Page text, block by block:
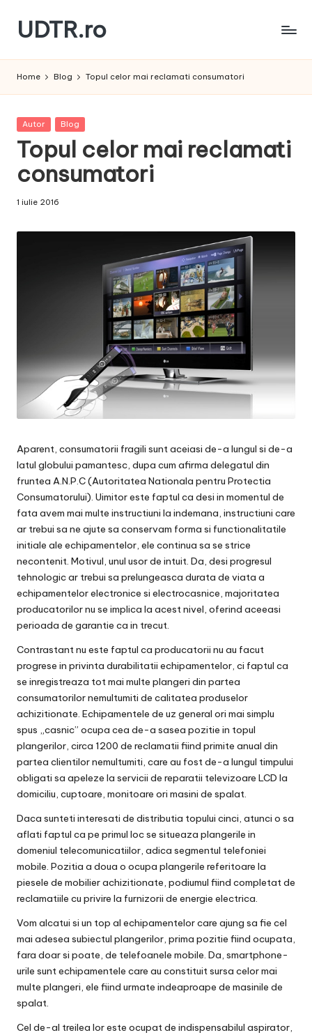
Skip
content
UDTR.ro
te
Home Blog Topul celor mai reclamati consumatori
Posted
Autor Blog
Topul celor mai reclamati
consumatori
1 iulie 2016
Aparent, consumatorii fragili sunt aceiasi de-a lungul si de-a
latul globului pamantesc, dupa cum afirma delegatul din
fruntea A.N.P.C (Autoritatea Nationala pentru Protectia
Consumatorului). Uimitor este faptul ca desi in momentul de
fata avem mai multe instructiuni la indemana, instructiuni care
ar trebui sa ne ajute sa conservam forma si functionalitatile
initiale ale echipamentelor, ele continua sa se strice
necontenit. Motivul, unul usor de intuit. Da, desi progresul
tehnologic ar trebui sa prelungeasca durata de viata a
echipamentelor electronice si electrocasnice, majoritatea
producatorilor nu se implica la acest nivel, oferind aceeasi
perioada de garantie ca in trecut.
Contrastant nu este faptul ca producatorii nu au facut
progrese in privinta durabilitatii echipamentelor, ci faptul ca
se inregistreaza tot mai multe plangeri din partea
consumatorilor nemultumiti de calitatea produselor
achizitionate. Echipamentele de uz general ori mai simplu
spus „casnic” ocupa cea de-a sasea pozitie in topul
plangerilor, circa 1200 de reclamatii fiind primite anual din
partea clientilor nemultumiti, care au fost de-a lungul timpului
obligati sa apeleze la servicii de reparatii televizoare LCD la
domiciliu, cuptoare, monitoare ori masini de spalat.
Daca sunteti interesati de distributia topului cinci, atunci o sa
aflati faptul ca pe primul loc se situeaza plangerile in
domeniul telecomunicatiilor, adica segmentul telefoniei
mobile. Pozitia a doua o ocupa plangerile referitoare la
piesele de mobilier achizitionate, podiumul fiind completat de
reclamatiile cu privire la furnizorii de energie electrica.
Vom alcatui si un top al echipamentelor care ajung sa fie cel
mai adesea subiectul plangerilor, prima pozitie fiind ocupata,
fara doar si poate, de telefoanele mobile. Da, smartphone-
urile sunt echipamentele care au constituit sursa celor mai
multe plangeri, ele fiind urmate indeaproape de masinile de
spalat.
Cel de-al treilea lor este ocupat de indispensabilul aspirator,